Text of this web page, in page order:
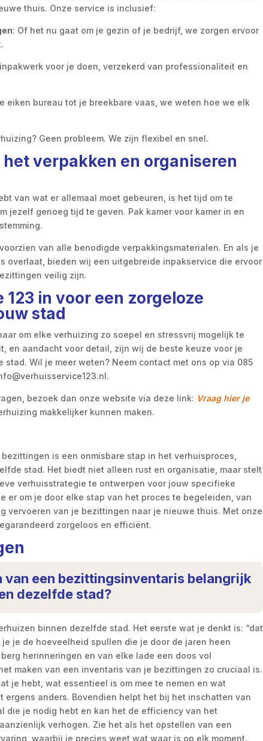
thuis. Onze service is inclusief:
: Of het nu gaat om je gezin of je bedrijf, we zorgen ervoor
voor je doen, verzekerd van professionaliteit en
eiken bureau tot je breekbare vaas, we weten hoe we elk
Geen probleem. We zijn flexibel en snel.
verpakken en organiseren
van wat er allemaal moet gebeuren, is het tijd om te
jezelf genoeg tijd te geven. Pak kamer voor kamer in en
van alle benodigde verpakkingsmaterialen. En als je
overlaat, bieden wij een uitgebreide inpakservice die ervoor
veilig zijn.
in voor een zorgeloze
stad
om elke verhuizing zo soepel en stressvrij mogelijk te
en aandacht voor detail, zijn wij de beste keuze voor je
Wil je meer weten? Neem contact met ons op via 085
bezoek dan onze website via deze link: Vraag hier je
makkelijker kunnen maken.
is een onmisbare stap in het verhuisproces,
stad. Het biedt niet alleen rust en organisatie, maar stelt
verhuisstrategie te ontwerpen voor jouw specifieke
er om je door elke stap van het proces te begeleiden, van
vervoeren van je bezittingen naar je nieuwe thuis. Met onze
zorgeloos en efficiënt.
van een bezittingsinventaris belangrijk
dezelfde stad?
binnen dezelfde stad. Het eerste wat je denkt is: “dat
je de hoeveelheid spullen die je door de jaren heen
herinneringen en van elke lade een doos vol
maken van een inventaris van je bezittingen zo cruciaal is.
je hebt, wat essentieel is om mee te nemen en wat
ergens anders. Bovendien helpt het bij het inschatten van
die je nodig hebt en kan het de efficiency van het
verhogen. Zie het als het opstellen van een
waarbij je precies weet wat waar is op elk moment.